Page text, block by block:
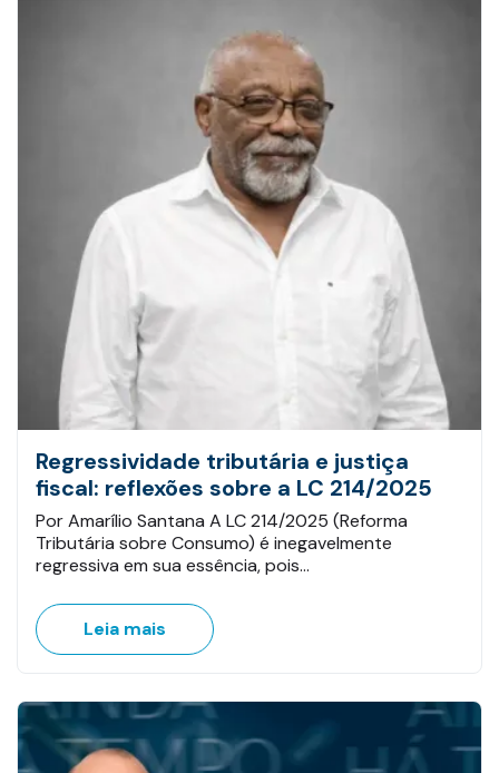
Regressividade tributária e justiça
fiscal: reflexões sobre a LC 214/2025
Por Amarílio Santana A LC 214/2025 (Reforma
Tributária sobre Consumo) é inegavelmente
regressiva em sua essência, pois…
Leia mais